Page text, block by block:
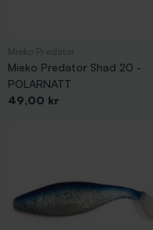
Mieko Predator Shad 20 -
POLARNATT
Pris
49,00 kr